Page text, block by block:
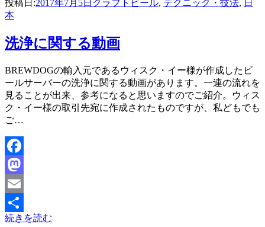
投稿日:2017年7月5日 クラフトビール, テクニック・技法, 日
本
洗浄に関する動画
投稿者master
BREWDOGの輸入元であるウィスク・イー様が作成したビ
ールサーバーの洗浄に関する動画があります。一連の流れを
見ることが出来、参考になると思いますのでご紹介。ウィス
ク・イー様の取引先宛に作成されたものですが、私どもでも
ご…
Facebook
Mastodon
Email
共
続きを読む